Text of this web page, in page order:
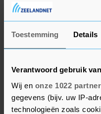
Toestemming Details
Verantwoord gebruik
Wij en onze 1022
gegevens (bijv. uw IP-
technologieën zoals